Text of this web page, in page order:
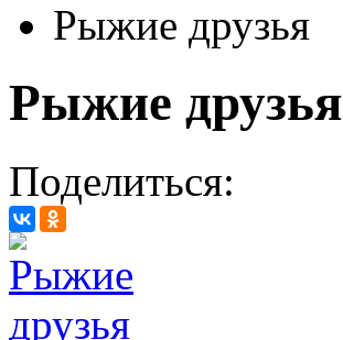
Рыжие друзья
Рыжие друзья
Поделиться: